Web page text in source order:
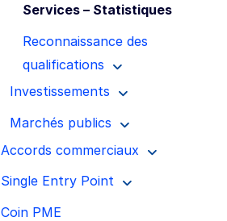
Services – Statistiques
Reconnaissance des
qualifications
Investissements
Marchés publics
Accords commerciaux
Single Entry Point
Coin PME